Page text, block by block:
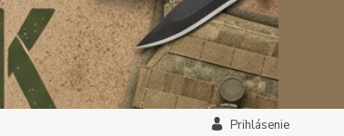
Prihlásenie